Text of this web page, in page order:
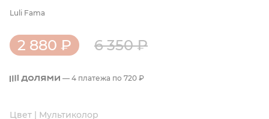
Luli Fama
2 880 ₽ 6 350 ₽
— 4 платежа по 720 ₽
Цвет | Мультиколор